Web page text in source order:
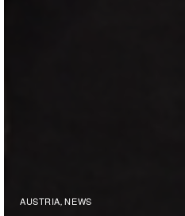
AUSTRIA, NEWS